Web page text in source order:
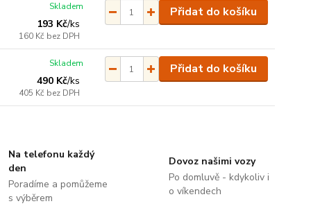
193 Kč/ks
160 Kč bez DPH
Skladem Přidat do košíku
490 Kč/ks
405 Kč bez DPH
Skladem Přidat do košíku
Na telefonu každý
den
Poradíme a pomůžeme
s výběrem
Dovoz našimi vozy
Po domluvě - kdykoliv i
o víkendech